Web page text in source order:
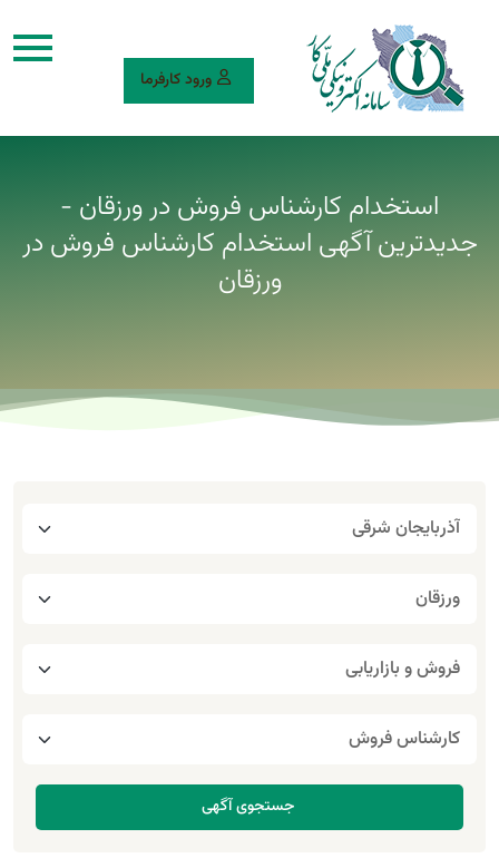
ورود کارفرما
استخدام کارشناس فروش در ورزقان -
جدیدترین آگهی استخدام کارشناس فروش در
ورزقان